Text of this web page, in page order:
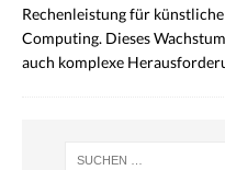
Rechenleistung für
Computing. Dieses
auch komplexe